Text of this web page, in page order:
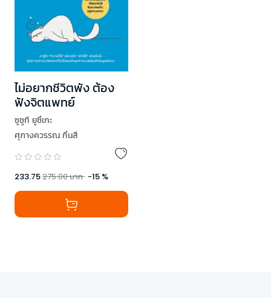
ไม่อยากชีวิตพัง ต้อง
ฟังจิตแพทย์
ซูซูกิ ยูซึเกะ
ศุภางควรรณ กึนสี
233.75275.00บาท -15 %